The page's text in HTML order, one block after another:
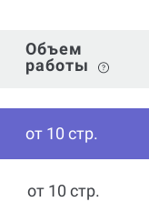
Объем
работы
от 10 стр.
от 10 стр.